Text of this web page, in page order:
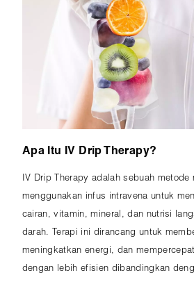
Apa Itu IV Drip Therapy?
IV Drip Therapy adalah sebuah metode
menggunakan infus intravena untuk
cairan, vitamin, mineral, dan nutrisi
darah. Terapi ini dirancang untuk
meningkatkan energi, dan
dengan lebih efisien dibandingkan